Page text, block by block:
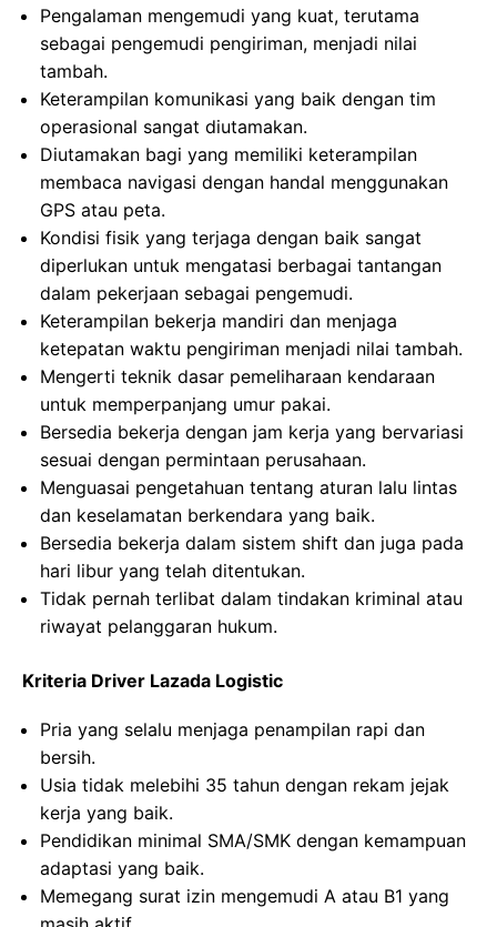
Pengalaman mengemudi yang kuat, terutama
sebagai pengemudi pengiriman, menjadi nilai
tambah.
Keterampilan komunikasi yang baik dengan tim
operasional sangat diutamakan.
Diutamakan bagi yang memiliki keterampilan
membaca navigasi dengan handal menggunakan
GPS atau peta.
Kondisi fisik yang terjaga dengan baik sangat
diperlukan untuk mengatasi berbagai tantangan
dalam pekerjaan sebagai pengemudi.
Keterampilan bekerja mandiri dan menjaga
ketepatan waktu pengiriman menjadi nilai tambah.
Mengerti teknik dasar pemeliharaan kendaraan
untuk memperpanjang umur pakai.
Bersedia bekerja dengan jam kerja yang bervariasi
sesuai dengan permintaan perusahaan.
Menguasai pengetahuan tentang aturan lalu lintas
dan keselamatan berkendara yang baik.
Bersedia bekerja dalam sistem shift dan juga pada
hari libur yang telah ditentukan.
Tidak pernah terlibat dalam tindakan kriminal atau
riwayat pelanggaran hukum.
Kriteria Driver Lazada Logistic
Pria yang selalu menjaga penampilan rapi dan
bersih.
Usia tidak melebihi 35 tahun dengan rekam jejak
kerja yang baik.
Pendidikan minimal SMA/SMK dengan kemampuan
adaptasi yang baik.
Memegang surat izin mengemudi A atau B1 yang